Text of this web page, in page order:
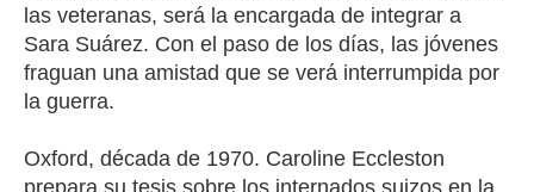
las veteranas, será la encargada de integrar a
Sara Suárez. Con el paso de los días, las jóvenes
fraguan una amistad que se verá interrumpida por
la guerra.
Oxford, década de 1970. Caroline Eccleston
prepara su tesis sobre los internados suizos en la